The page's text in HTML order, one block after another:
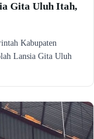
Gita Uluh Itah,
Kabupaten
Lansia Gita Uluh